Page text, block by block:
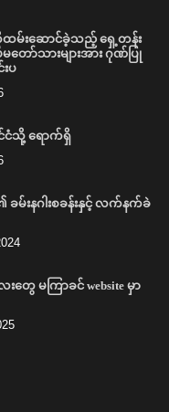
ထမ်းဆောင်ခဲ့သည့် ရှေ့တန်း
တော်သားများအား ဂုဏ်ပြု
ပ
ငံသို့ ရောက်ရှိ
ခမ်းနဂါးစခန်းနှင့် လက်နက်ခဲ
တွေ မကြာခင် website မှာ